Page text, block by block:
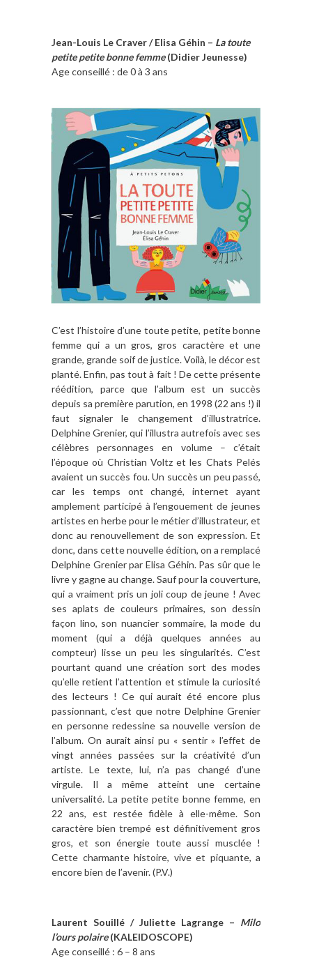
Jean-Louis Le Craver / Elisa Géhin – La toute
petite petite bonne femme(Didier Jeunesse)
Age conseillé : de 0 à 3 ans
C’est l’histoire d’une toute petite, petite bonne
femme qui a un gros, gros caractère et une
grande, grande soif de justice. Voilà, le décor est
planté. Enfin, pas tout à fait ! De cette présente
réédition, parce que l’album est un succès
depuis sa première parution, en 1998 (22 ans !) il
faut signaler le changement d’illustratrice.
Delphine Grenier, qui l’illustra autrefois avec ses
célèbres personnages en volume – c’était
l’époque où Christian Voltz et les Chats Pelés
avaient un succès fou. Un succès un peu passé,
car les temps ont changé, internet ayant
amplement participé à l’engouement de jeunes
artistes en herbe pour le métier d’illustrateur, et
donc au renouvellement de son expression. Et
donc, dans cette nouvelle édition, on a remplacé
Delphine Grenier par Elisa Géhin. Pas sûr que le
livre y gagne au change. Sauf pour la couverture,
qui a vraiment pris un joli coup de jeune ! Avec
ses aplats de couleurs primaires, son dessin
façon lino, son nuancier sommaire, la mode du
moment (qui a déjà quelques années au
compteur) lisse un peu les singularités. C’est
pourtant quand une création sort des modes
qu’elle retient l’attention et stimule la curiosité
des lecteurs ! Ce qui aurait été encore plus
passionnant, c’est que notre Delphine Grenier
en personne redessine sa nouvelle version de
l’album. On aurait ainsi pu « sentir » l’effet de
vingt années passées sur la créativité d’un
artiste. Le texte, lui, n’a pas changé d’une
virgule. Il a même atteint une certaine
universalité. La petite petite bonne femme, en
22 ans, est restée fidèle à elle-même. Son
caractère bien trempé est définitivement gros
gros, et son énergie toute aussi musclée !
Cette charmante histoire, vive et piquante, a
encore bien de l’avenir. (P.V.)
Laurent Souillé / Juliette Lagrange – Milo
l’ours polaire(KALEIDOSCOPE)
Age conseillé : 6 – 8 ans